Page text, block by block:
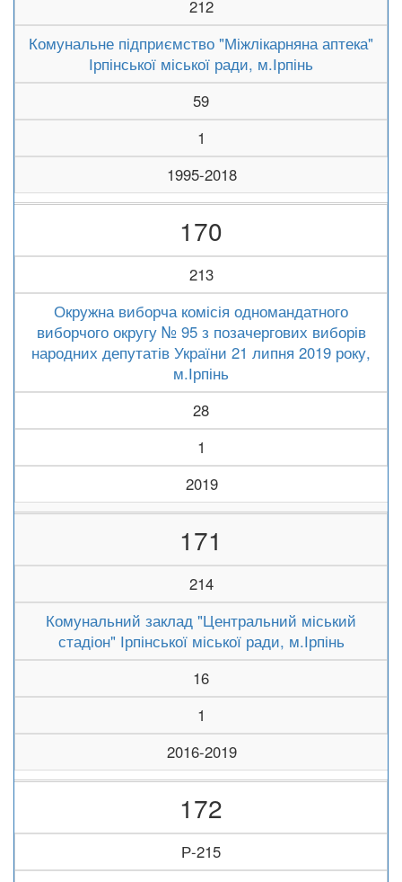
212
Комунальне підприємство "Міжлікарняна аптека"
Ірпінської міської ради, м.Ірпінь
59
1
1995-2018
170
213
Окружна виборча комісія одномандатного
виборчого округу № 95 з позачергових виборів
народних депутатів України 21 липня 2019 року,
м.Ірпінь
28
1
2019
171
214
Комунальний заклад "Центральний міський
стадіон" Ірпінської міської ради, м.Ірпінь
16
1
2016-2019
172
Р-215